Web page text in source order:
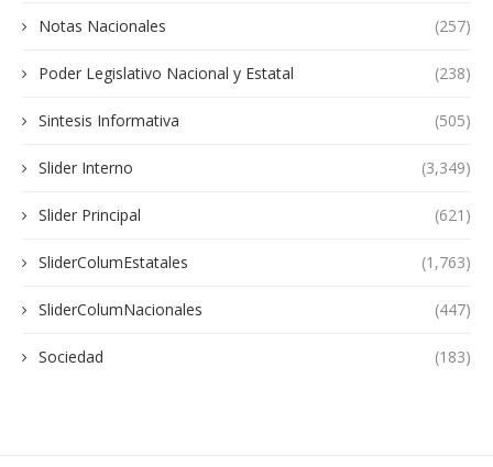
Notas Nacionales (257)
Poder Legislativo Nacional y Estatal (238)
Sintesis Informativa (505)
Slider Interno (3,349)
Slider Principal (621)
SliderColumEstatales (1,763)
SliderColumNacionales (447)
Sociedad (183)